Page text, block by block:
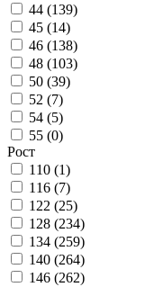
44 (139)
45 (14)
46 (138)
48 (103)
50 (39)
52 (7)
54 (5)
55 (0)
Рост
110 (1)
116 (7)
122 (25)
128 (234)
134 (259)
140 (264)
146 (262)